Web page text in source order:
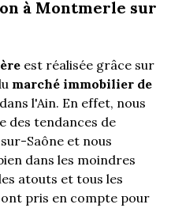
à Montmerle sur
est réalisée grâce sur
marché immobilier de
l'Ain. En effet, nous
des tendances de
Saône et nous
dans les moindres
atouts et tous les
pris en compte pour